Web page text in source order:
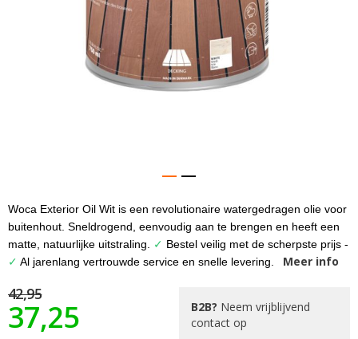
Ga
naar
het
begin
de
afbeeldingen-
gallerij
Woca Exterior Oil Wit is een revolutionaire watergedragen olie voor
buitenhout. Sneldrogend, eenvoudig aan te brengen en heeft een
matte, natuurlijke uitstraling.
✓ Bestel veilig met de scherpste prijs -
✓ Al jarenlang vertrouwde service en snelle levering. Meer info
42,95
37,25 B2B? Neem vrijblijvend
contact op